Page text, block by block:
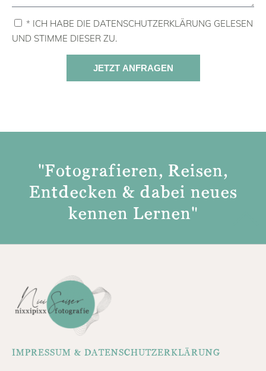
* ICH HABE DIE DATENSCHUTZERKLÄRUNG GELESEN
UND STIMME DIESER ZU.
JETZT ANFRAGEN
"Fotografieren, Reisen,
Entdecken & dabei neues
kennen Lernen"
IMPRESSUM & DATENSCHUTZERKLÄRUNG